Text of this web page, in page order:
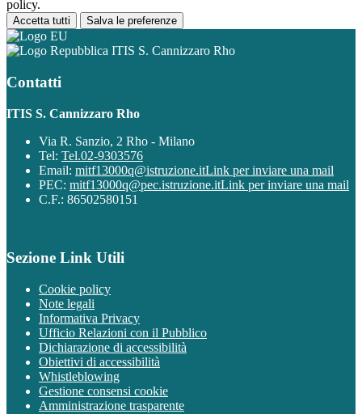
policy.
Accetta tutti Salva le preferenze
ITIS S. Cannizzaro Rho
Contatti
ITIS S. Cannizzaro Rho
Via R. Sanzio, 2 Rho - Milano
Tel: Tel.02-9303576
Email: mitf13000q@istruzione.itLink per inviare una mail
PEC: mitf13000q@pec.istruzione.itLink per inviare una mail
C.F.: 86502580151
Sezione Link Utili
Cookie policy
Note legali
Informativa Privacy
Ufficio Relazioni con il Pubblico
Dichiarazione di accessibilità
Obiettivi di accessibilità
Whistleblowing
Gestione consensi cookie
Amministrazione trasparente